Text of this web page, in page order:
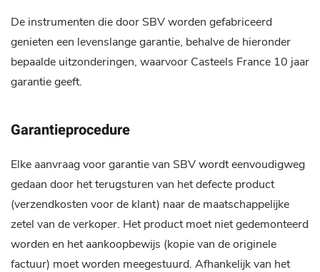
De instrumenten die door SBV worden gefabriceerd
genieten een levenslange garantie, behalve de hieronder
bepaalde uitzonderingen, waarvoor Casteels France 10 jaar
garantie geeft.
Garantieprocedure
Elke aanvraag voor garantie van SBV wordt eenvoudigweg
gedaan door het terugsturen van het defecte product
(verzendkosten voor de klant) naar de maatschappelijke
zetel van de verkoper. Het product moet niet gedemonteerd
worden en het aankoopbewijs (kopie van de originele
factuur) moet worden meegestuurd. Afhankelijk van het